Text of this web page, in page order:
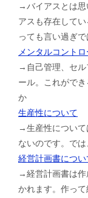
→バイアスとは思
アスも存在して
っても言い過ぎ
メンタルコント
→自己管理、セル
ール。これがで
か
生産性について
→生産性について
ないのです。で
経営計画書につい
→経営計画書は作
かれます。作っ